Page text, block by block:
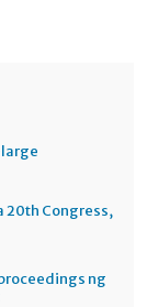
20th Congress,
ng